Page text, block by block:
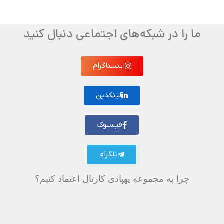
ما را در شبکه‌های اجتماعی دنبال کنید
اینستاگرام
لینکدین
فیسبوک
تلگرام
چرا به مجموعه پهپادی کارتال اعتماد کنیم؟